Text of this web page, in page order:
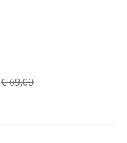
€ 69,00